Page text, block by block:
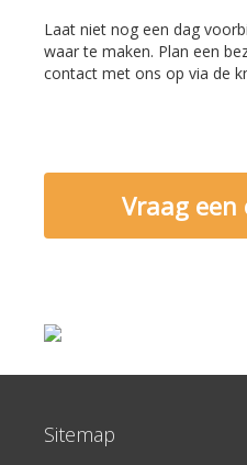
Laat niet nog een dag
waar te maken. Plan een
contact met ons op via de
Vraag
Sitemap